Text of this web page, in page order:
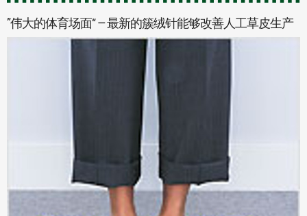
”伟大的体育场面“ — 最新的簇绒针能够改善人工草皮生产